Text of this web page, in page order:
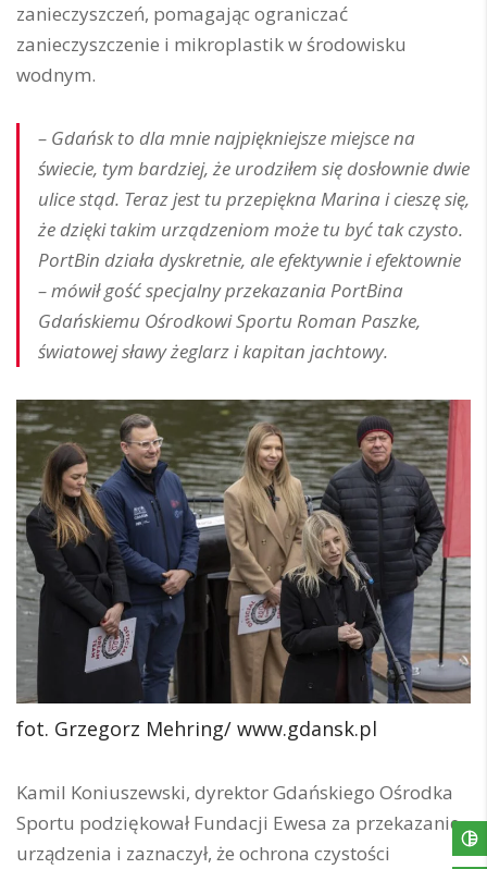
zanieczyszczeń, pomagając ograniczać
zanieczyszczenie i mikroplastik w środowisku
wodnym.
– Gdańsk to dla mnie najpiękniejsze miejsce na
świecie, tym bardziej, że urodziłem się dosłownie dwie
ulice stąd. Teraz jest tu przepiękna Marina i cieszę się,
że dzięki takim urządzeniom może tu być tak czysto.
PortBin działa dyskretnie, ale efektywnie i efektownie
– mówił gość specjalny przekazania PortBina
Gdańskiemu Ośrodkowi Sportu Roman Paszke,
światowej sławy żeglarz i kapitan jachtowy.
fot. Grzegorz Mehring/ www.gdansk.pl
Kamil Koniuszewski, dyrektor Gdańskiego Ośrodka
Sportu podziękował Fundacji Ewesa za przekazanie
urządzenia i zaznaczył, że ochrona czystości